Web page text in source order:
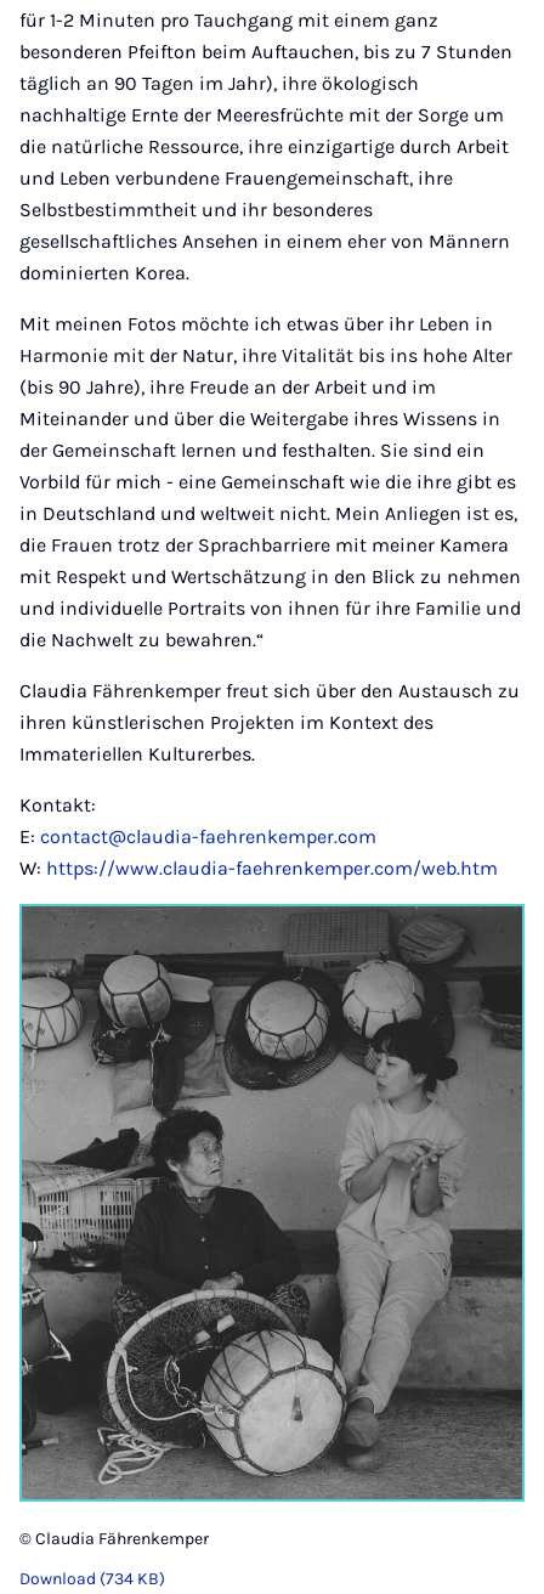
für 1-2 Minuten pro Tauchgang mit einem ganz
besonderen Pfeifton beim Auftauchen, bis zu 7 Stunden
täglich an 90 Tagen im Jahr), ihre ökologisch
nachhaltige Ernte der Meeresfrüchte mit der Sorge um
die natürliche Ressource, ihre einzigartige durch Arbeit
und Leben verbundene Frauengemeinschaft, ihre
Selbstbestimmtheit und ihr besonderes
gesellschaftliches Ansehen in einem eher von Männern
dominierten Korea.
Mit meinen Fotos möchte ich etwas über ihr Leben in
Harmonie mit der Natur, ihre Vitalität bis ins hohe Alter
(bis 90 Jahre), ihre Freude an der Arbeit und im
Miteinander und über die Weitergabe ihres Wissens in
der Gemeinschaft lernen und festhalten. Sie sind ein
Vorbild für mich - eine Gemeinschaft wie die ihre gibt es
in Deutschland und weltweit nicht. Mein Anliegen ist es,
die Frauen trotz der Sprachbarriere mit meiner Kamera
mit Respekt und Wertschätzung in den Blick zu nehmen
und individuelle Portraits von ihnen für ihre Familie und
die Nachwelt zu bewahren.“
Claudia Fährenkemper freut sich über den Austausch zu
ihren künstlerischen Projekten im Kontext des
Immateriellen Kulturerbes.
Kontakt:
E: contact@claudia-faehrenkemper.com
W: https://www.claudia-faehrenkemper.com/web.htm
© Claudia Fährenkemper
Download (734 KB)